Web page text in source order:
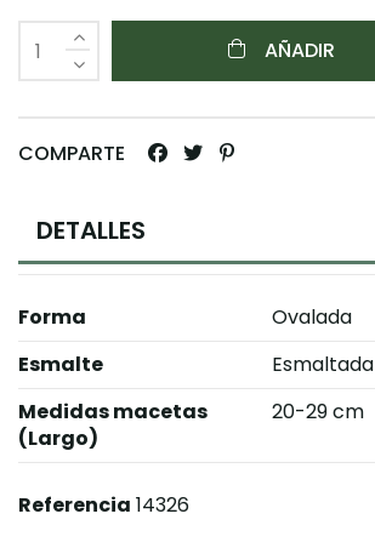
AÑADIR
COMPARTE
DETALLES
Forma
Ovalada
Esmalte
Esmaltada
Medidas macetas
(Largo)
20-29 cm
Referencia 14326